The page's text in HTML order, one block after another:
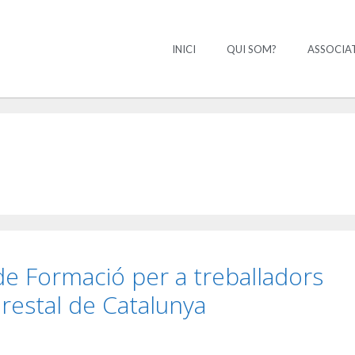
INICI QUI SOM?
Formació per a treballadors
de Catalunya